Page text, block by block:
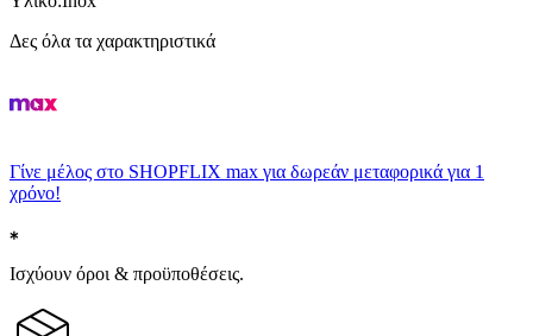
Δες όλα τα χαρακτηριστικά
Γίνε μέλος στο SHOPFLIX max για δωρεάν μεταφορικά για 1
χρόνο!
Ισχύουν όροι & προϋποθέσεις.